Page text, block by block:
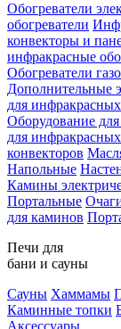
Обогреватели
обогреватели
конвекторы и
инфракрасные
Обогреватели
Дополнительные
для
Оборудование для
для
конвекторов
Напольные
Камины
Портальные
для каминов
Печи для
бани и сауны
Сауны Хаммамы
Каминные топки
Аксессуары